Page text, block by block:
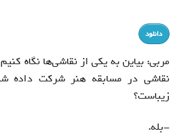
دانلود
مربی: بیاین به یکی از نقاشی‌ها نگاه
نقاشی در مسابقه هنر شرکت داده
زیباست؟
-بله.